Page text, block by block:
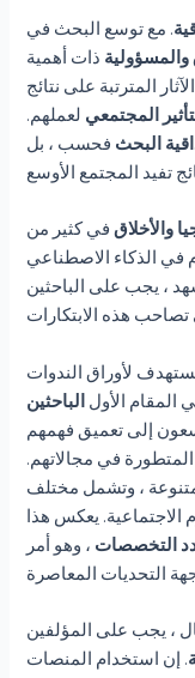
. مع توسع البحث في
والمسؤولية ذات أهمية
المترتبة على نتائج
المجتمعي لعملهم.
البحث فحسب ، بل
والأخلاقفي كثير من
في الذكاء الاصطناعي
، يجب على الباحثين
لأوراق الندوات
المقام الأول الباحثين
إلى تعميق فهمهم
في مجالاتهم.
متنوعة ، وتشمل مختلف
الاجتماعية. يعكس هذا
التخصصات ، وهو أمر
، يجب على المؤلفين
. إن استخدام المنصات